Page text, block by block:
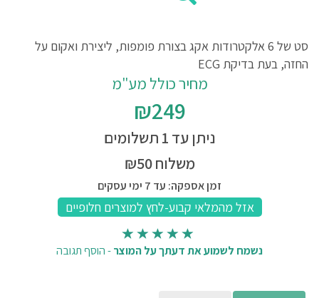
סט של 6 אלקטרודות אקג בצורת פומפות, ליצירת ואקום על
החזה, בעת בדיקת ECG
מחיר כולל מע"מ
₪249
ניתן עד 1 תשלומים
משלוח ₪50
זמן אספקה: עד 7 ימי עסקים
נשמח לשמוע את דעתך על המוצר-הוסף תגובה